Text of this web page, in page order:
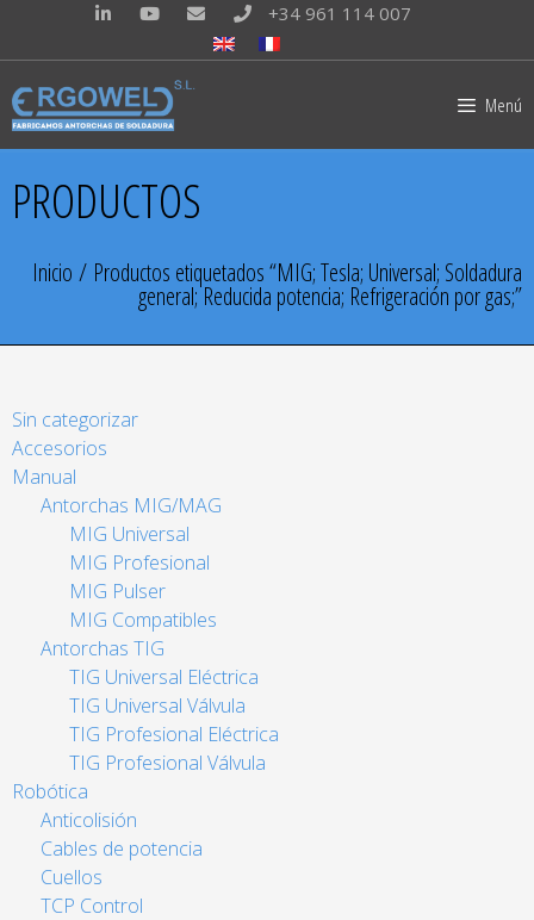
+34 961 114 007
Menú
PRODUCTOS
Inicio / Productos etiquetados “MIG; Tesla; Universal; Soldadura
general; Reducida potencia; Refrigeración por gas;”
Sin categorizar
Accesorios
Manual
Antorchas MIG/MAG
MIG Universal
MIG Profesional
MIG Pulser
MIG Compatibles
Antorchas TIG
TIG Universal Eléctrica
TIG Universal Válvula
TIG Profesional Eléctrica
TIG Profesional Válvula
Robótica
Anticolisión
Cables de potencia
Cuellos
TCP Control